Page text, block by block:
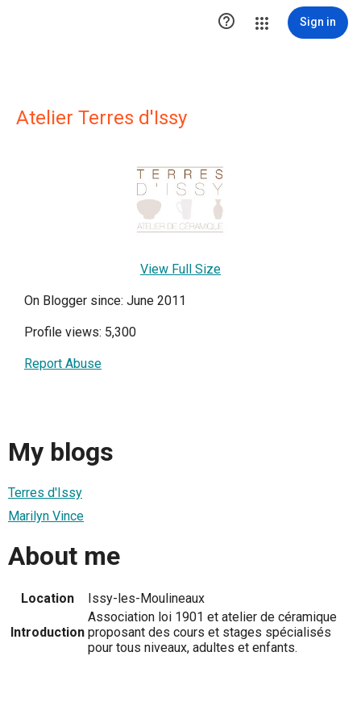
 Sign in
Atelier Terres d'Issy
View Full Size
On Blogger since: June 2011
Profile views: 5,300
Report Abuse
My blogs
Terres d'Issy
Marilyn Vince
About me
Location Issy-les-Moulineaux
Introduction
Association loi 1901 et atelier de céramique
proposant des cours et stages spécialisés
pour tous niveaux, adultes et enfants.